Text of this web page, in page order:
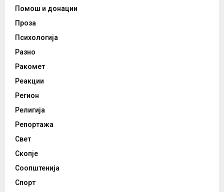
Помош и донации
Проза
Психологија
Разно
Ракомет
Реакции
Регион
Религија
Репортажа
Свет
Скопје
Соопштенија
Спорт